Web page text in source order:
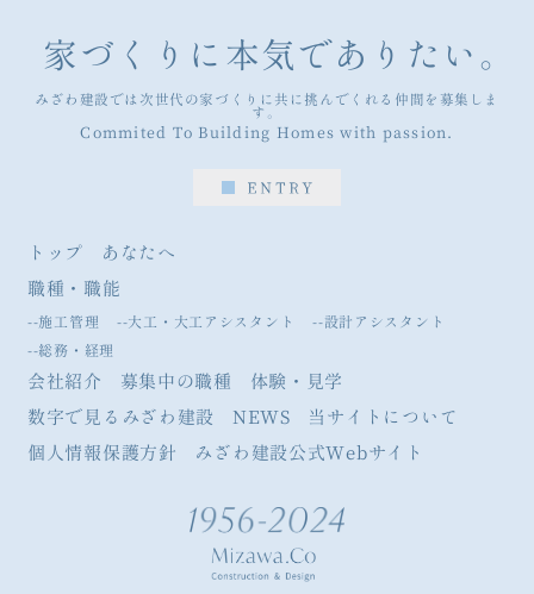
家づくりに本気でありたい。
みざわ建設では次世代の家づくりに共に挑んでくれる仲間を募集しま
す。
Commited To Building Homes with passion.
トップ
あなたへ
職種・職能
--施工管理 --大工・大工アシスタント
--設計アシスタント
--総務・経理
会社紹介 募集中の職種
体験・見学
数字で見るみざわ建設
NEWS
当サイトについて
個人情報保護方針
みざわ建設公式Webサイト